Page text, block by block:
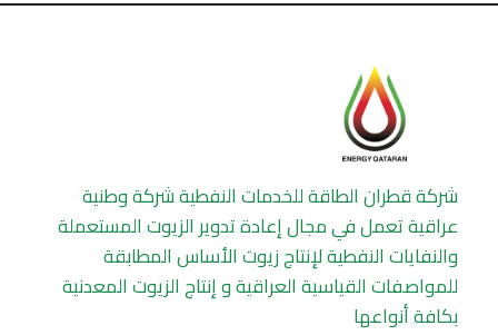
شركة قطران الطاقة للخدمات النفطية شركة وطنية
عراقية تعمل في مجال إعادة تدوير الزيوت المستعملة
والنفايات النفطية لإنتاج زيوت الأساس المطابقة
للمواصفات القياسية العراقية و إنتاج الزيوت المعدنية
بكافة أنواعها